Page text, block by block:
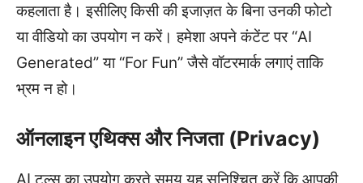
कहलाता है। इसीलिए किसी की इजाज़त के बिना उनकी फोटो
या वीडियो का उपयोग न करें। हमेशा अपने कंटेंट पर “AI
Generated” या “For Fun” जैसे वॉटरमार्क लगाएं ताकि
भ्रम न हो।
ऑनलाइन एथिक्स और निजता (Privacy)